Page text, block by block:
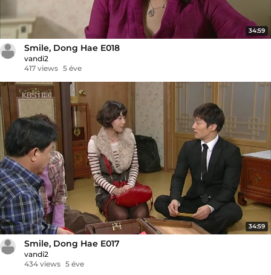
34:59
Smile, Dong Hae E018
vandi2
417 views 5 éve
34:59
Smile, Dong Hae E017
vandi2
434 views 5 éve